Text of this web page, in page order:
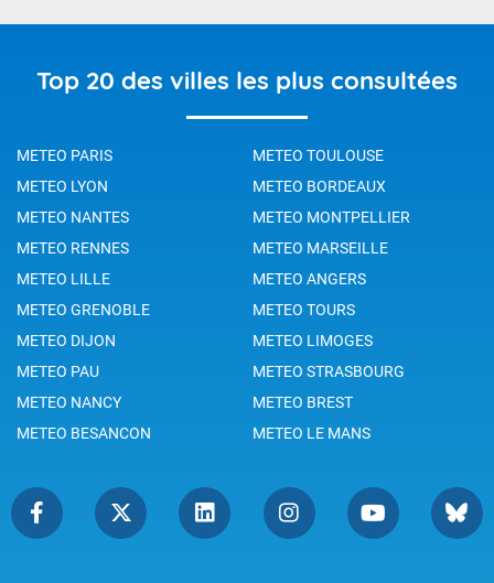
Top 20 des villes les plus consultées
METEO PARIS
METEO TOULOUSE
METEO LYON
METEO BORDEAUX
METEO NANTES
METEO MONTPELLIER
METEO RENNES
METEO MARSEILLE
METEO LILLE
METEO ANGERS
METEO GRENOBLE
METEO TOURS
METEO DIJON
METEO LIMOGES
METEO PAU
METEO STRASBOURG
METEO NANCY
METEO BREST
METEO BESANCON
METEO LE MANS